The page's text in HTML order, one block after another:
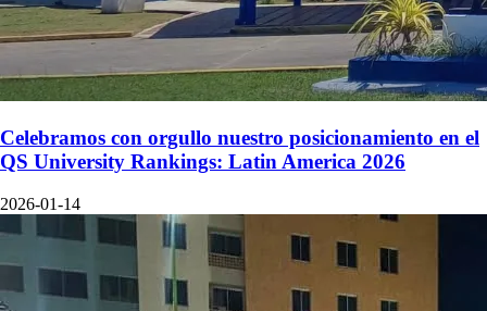
Celebramos con orgullo nuestro posicionamiento en el
QS University Rankings: Latin America 2026
2026-01-14